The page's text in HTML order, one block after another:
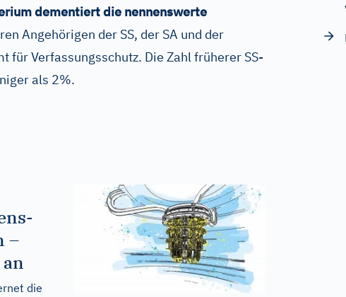
dementiert die nennenswerte
Angehörigen der SS, der SA und der
für Verfassungsschutz. Die Zahl früherer SS-
als 2%.
–
die